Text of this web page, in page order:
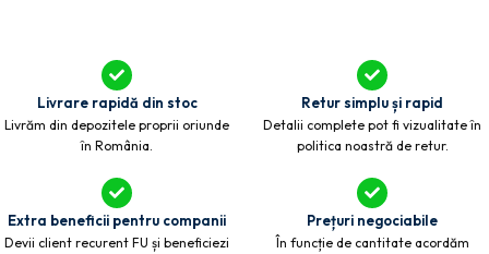
Livrare rapidă din stoc
Livrăm din depozitele proprii oriunde
în România.
Retur simplu și rapid
Detalii complete pot fi vizualitate în
politica noastră de retur.
Extra beneficii pentru companii
Devii client recurent FU și beneficiezi
Prețuri negociabile
În funcție de cantitate acordăm